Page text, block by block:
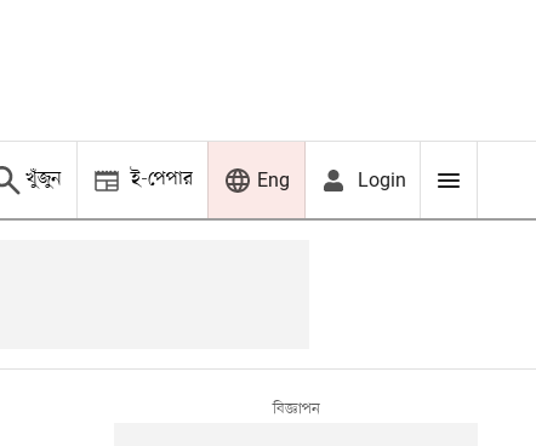
খুঁজুন ই-পেপার Eng Login